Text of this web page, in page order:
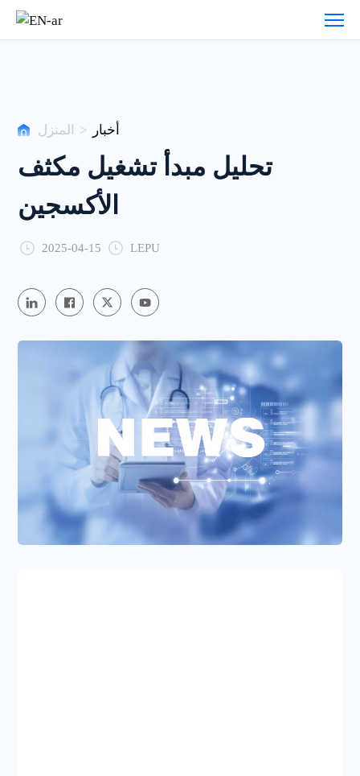
أخبار
المنزل > أخبار
تحليل مبدأ تشغيل مكثف
الأكسجين
2025-04-15 LEPU